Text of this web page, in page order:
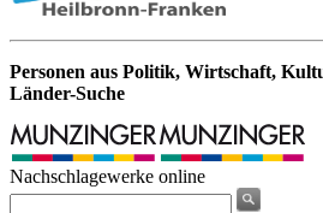
Personen aus Politik, Wirtschaft,
Länder-Suche
Nachschlagewerke online